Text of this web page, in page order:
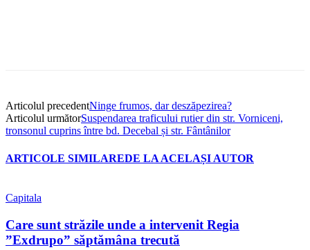
Articolul precedentNinge frumos, dar deszăpezirea?
Articolul următorSuspendarea traficului rutier din str. Vorniceni,
tronsonul cuprins între bd. Decebal și str. Fântânilor
ARTICOLE SIMILAREDE LA ACELAȘI AUTOR
Capitala
Care sunt străzile unde a intervenit Regia
”Exdrupo” săptămâna trecută